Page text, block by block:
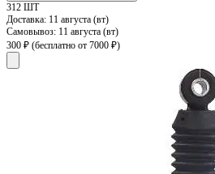
312 ШТ
Доставка: 11 августа (вт)
Самовывоз: 11 августа (вт)
300 ₽ (бесплатно от 7000 ₽)